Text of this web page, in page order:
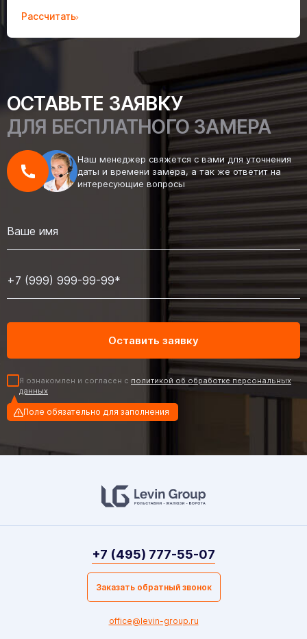
Рассчитать
ОСТАВЬТЕ ЗАЯВКУ
ДЛЯ БЕСПЛАТНОГО ЗАМЕРА
Наш менеджер свяжется с вами для уточнения
даты и времени замера, а так же ответит на
интересующие вопросы
Я ознакомлен и согласен с политикой об обработке персональных
данных
Поле обязательно для заполнения
+7 (495) 777-55-07
Заказать обратный звонок
office@levin-group.ru